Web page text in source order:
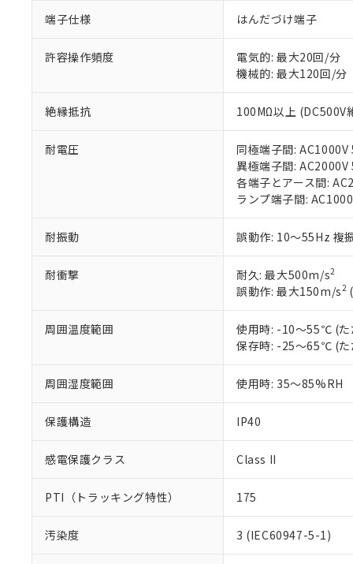
端子仕様 はんだづけ端子
許容操作頻度
電気的: 最大20回/分
機械的: 最大120回/分
絶縁抵抗 100MΩ以上 (DC500V
耐電圧
同極端子間:
異極端子間:
各端子とアース間:
ランプ端子間:
耐振動 誤動作: 10～55Hz 複
耐衝撃 耐久: 最大500m/s2
誤動作: 最大150m/s2(
周囲温度範囲
使用時: -10～55℃ (た
保存時: -25～65℃ (た
周囲湿度範囲 使用時: 35～85%RH
保護構造 IP40
感電保護クラス Class II
PTI（トラッキング特性） 175
汚染度 3 (IEC60947-5-1)
以下の条件をお読
本サービス
くものです。
在庫状況お
のであり、
い。
正式な納期
当社販売員
オムロン制
在庫状況お
す。
マイパーツ
ている必要
お客様が当
が、当社の
さい。
※当社の共同
いる法人を
仕入先様の事情に
*EU RoHS指令（10物質
鉛(Pb) 1000ppm以下、
六価クロム(Cr(Ⅵ))
ル（DBP） 1000ppm
※2 対応予定月
部品在庫の切り替
※3 非含有証明
EU RoHS指令（
51物質の非含有証
※本証明書は発行
また、RoHS指令
混在することから
※1 中国
「○」：最大均質
「×」：最大均質
「－」：未確認で
*中国RoHS10物質の基
Pb(鉛) :1000ppm、
Cr(Ⅵ)(六価クロム) :
DBP(フタル酸ジブチル
DEHP(フタル酸ビス(2-
※2 環境保護使
「ｅ」：有害物質
「10」：通常の使
味します。
「－」：未確認で
当社は、こ
う）を輸出
当社は規制
ます。
当社は貴社
置等に一切
当社は、貴
また当社は
たしません。
記
号
説明
○ 一定数
△ 一定数
－
在庫な
機器販
空
白
受注生